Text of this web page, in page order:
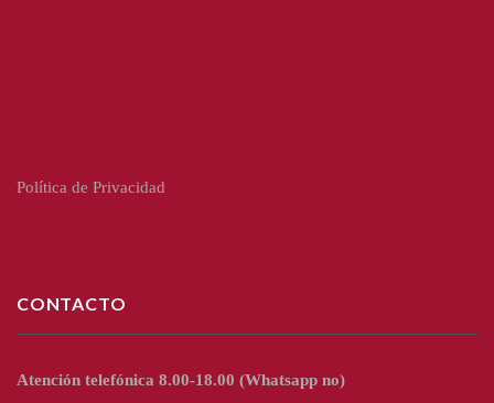
Política de Privacidad
CONTACTO
Atención telefónica 8.00-18.00 (Whatsapp no)